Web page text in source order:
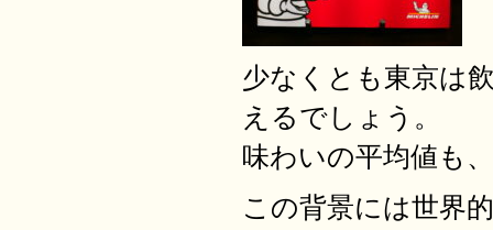
少なくとも東京は
えるでしょう。
味わいの平均値も
この背景には世界